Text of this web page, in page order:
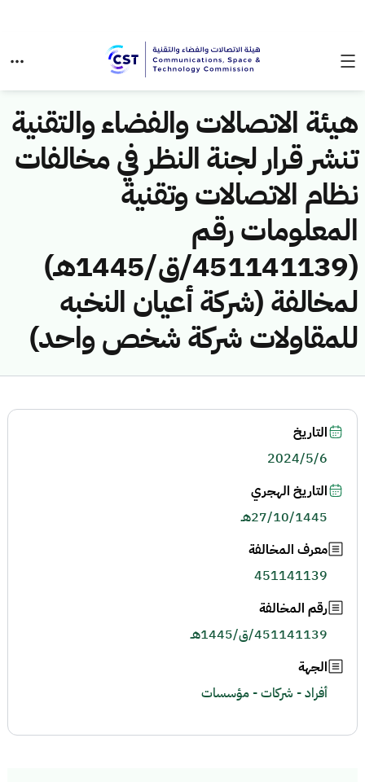
هيئة الاتصالات والفضاء والتقنية
تنشر قرار لجنة النظر في مخالفات
نظام الاتصالات وتقنية
المعلومات رقم
(451141139/ق/1445هـ)
لمخالفة (شركة أعيان النخبه
للمقاولات شركة شخص واحد)
التاريخ
2024/5/6
التاريخ الهجري
27/10/1445هـ
معرف المخالفة
451141139
رقم المخالفة
451141139/ق/1445هـ
الجهة
أفراد - شركات - مؤسسات